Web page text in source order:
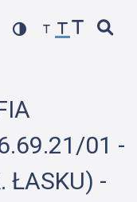
01 -
ŁASKU) -